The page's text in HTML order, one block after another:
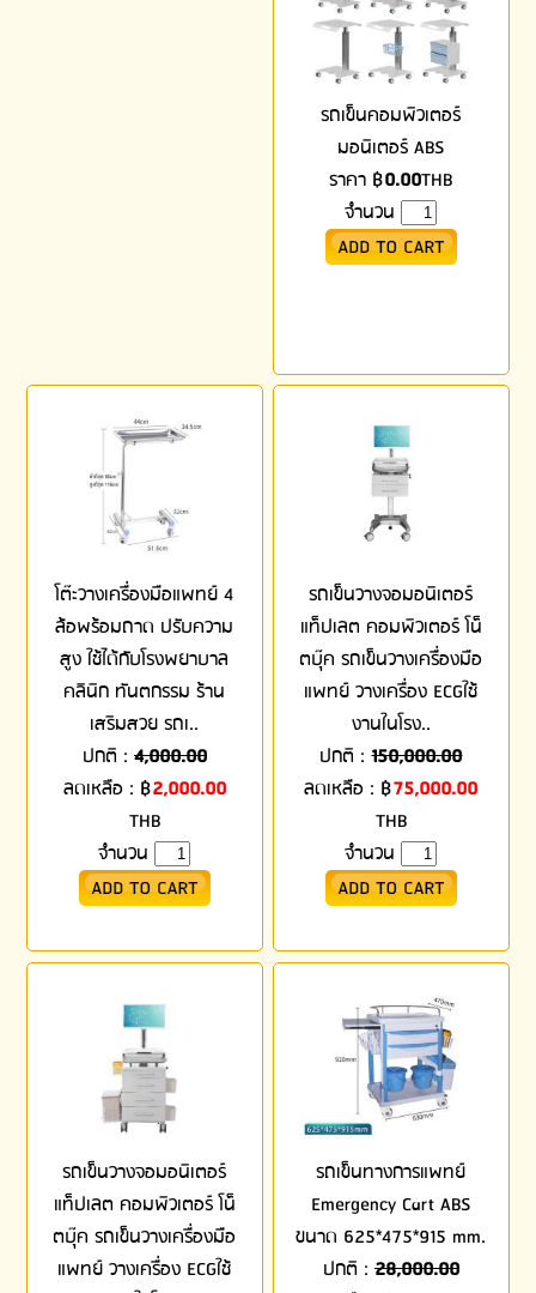
รถเข็นคอมพิวเตอร์
มอนิเตอร์ ABS
ราคา ฿0.00THB
จำนวน
โต๊ะวางเครื่องมือแพทย์ 4
ล้อพร้อมถาด ปรับความ
สูง ใช้ได้กับโรงพยาบาล
คลินิก ทันตกรรม ร้าน
เสริมสวย รถเ..
ปกติ : 4,000.00
ลดเหลือ : ฿2,000.00
THB
จำนวน
รถเข็นวางจอมอนิเตอร์
แท็ปเลต คอมพิวเตอร์ โน็
ตบุ๊ค รถเข็นวางเครื่องมือ
แพทย์ วางเครื่อง ECGใช้
งานในโรง..
ปกติ :150,000.00
ลดเหลือ : ฿75,000.00
THB
จำนวน
รถเข็นวางจอมอนิเตอร์
แท็ปเลต คอมพิวเตอร์ โน็
ตบุ๊ค รถเข็นวางเครื่องมือ
แพทย์ วางเครื่อง ECGใช้
รถเข็นทางการแพทย์
Emergency Cart ABS
ขนาด 625*475*915 mm.
ปกติ : 28,000.00